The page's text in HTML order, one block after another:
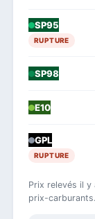
SP95
RUPTURE
SP98
E10
GPL
RUPTURE
Prix relevés il
prix-